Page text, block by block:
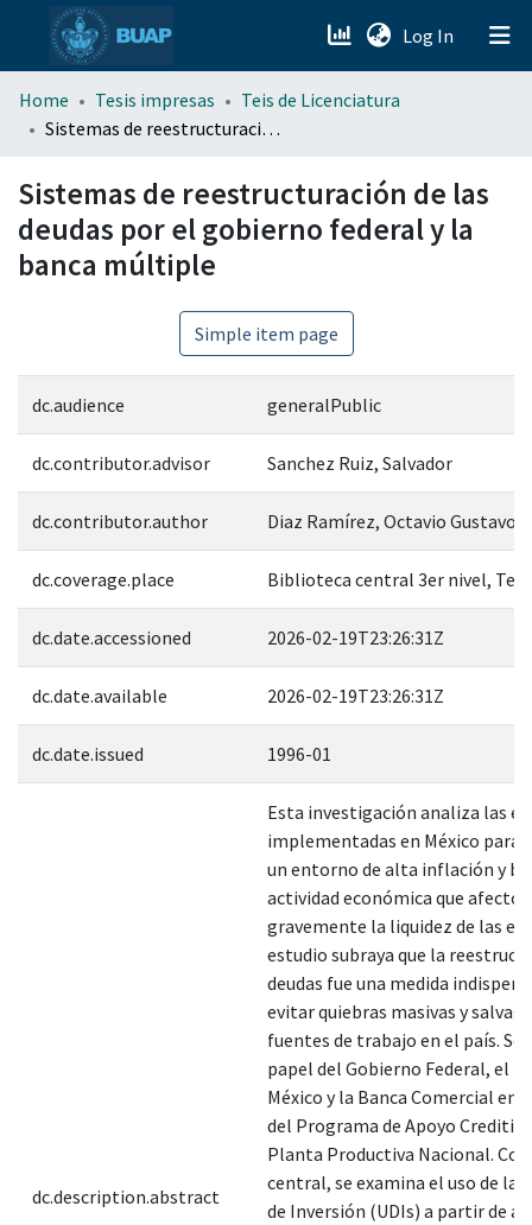
Log In (current)
menu.section.about_menu
Home Tesis impresas
Teis de Licenciatura
Sistemas de reestructuración de las deudas por el gobierno federal y la banca múltiple
Sistemas de reestructuración de las
deudas por el gobierno federal y la
banca múltiple
Simple item page
dc.audience generalPublic
dc.contributor.advisor Sanchez Ruiz, Salvador
dc.contributor.author Diaz Ramírez, Octavio Gustavo
dc.coverage.place Biblioteca central 3er nivel,
dc.date.accessioned 2026-02-19T23:26:31Z
dc.date.available 2026-02-19T23:26:31Z
dc.date.issued 1996-01
dc.description.abstract
Esta investigación analiza las
implementadas en México para
un entorno de alta inflación y
actividad económica que afectó
gravemente la liquidez de las
estudio subraya que la
deudas fue una medida
evitar quiebras masivas y
fuentes de trabajo en el país. Se
papel del Gobierno Federal, el
México y la Banca Comercial en
del Programa de Apoyo
Planta Productiva Nacional.
central, se examina el uso de las
de Inversión (UDIs) a partir de